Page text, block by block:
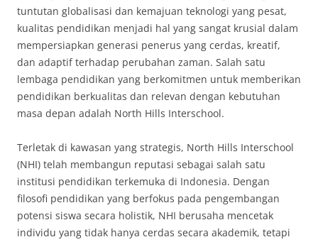
tuntutan globalisasi dan kemajuan teknologi yang pesat,
kualitas pendidikan menjadi hal yang sangat krusial dalam
mempersiapkan generasi penerus yang cerdas, kreatif,
dan adaptif terhadap perubahan zaman. Salah satu
lembaga pendidikan yang berkomitmen untuk memberikan
pendidikan berkualitas dan relevan dengan kebutuhan
masa depan adalah North Hills Interschool.
Terletak di kawasan yang strategis, North Hills Interschool
(NHI) telah membangun reputasi sebagai salah satu
institusi pendidikan terkemuka di Indonesia. Dengan
filosofi pendidikan yang berfokus pada pengembangan
potensi siswa secara holistik, NHI berusaha mencetak
individu yang tidak hanya cerdas secara akademik, tetapi